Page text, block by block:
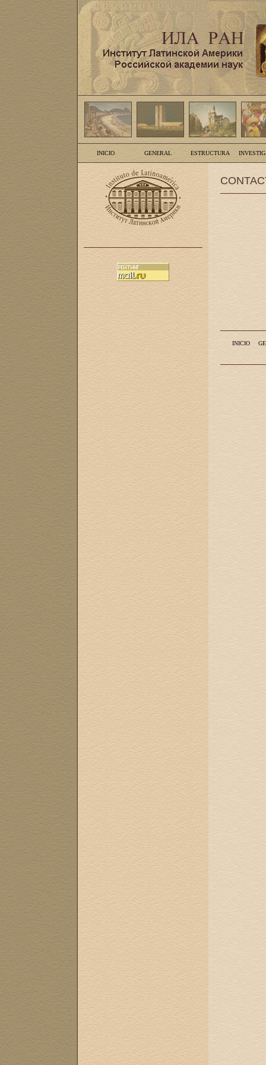
INICIO GENERAL ESTRUCTURA
INICIO